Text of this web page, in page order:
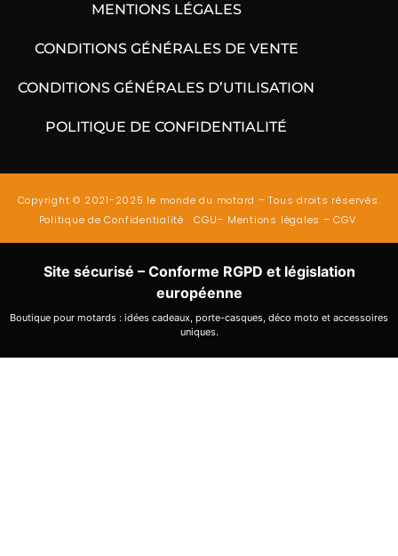
MENTIONS LÉGALES
CONDITIONS GÉNÉRALES DE VENTE
CONDITIONS GÉNÉRALES D’UTILISATION
POLITIQUE DE CONFIDENTIALITÉ
Copyright © 2021-2025 le monde du motard – Tous droits réservés.
Politique de Confidentialité
CGU– Mentions légales –CGV
Site sécurisé – Conforme RGPD et législation
européenne
Boutique pour motards : idées cadeaux, porte-casques, déco moto et accessoires
uniques.